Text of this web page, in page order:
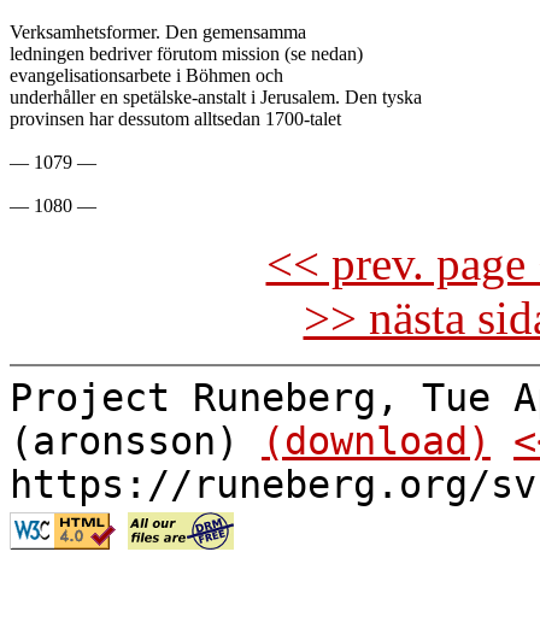
Verksamhetsformer. Den gemensamma
ledningen bedriver förutom mission (se nedan)
evangelisationsarbete i Böhmen och
underhåller en spetälske-anstalt i Jerusalem. Den tyska
provinsen har dessutom alltsedan 1700-talet
— 1079 —
<< prev.
>> nästa
Project Runeberg, Tue
(aronsson)
(download)
https://runeberg.org/